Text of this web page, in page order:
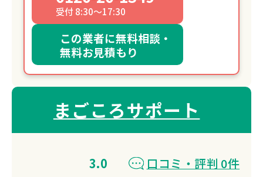
受付 8:30～17:30
この業者に無料相談・
無料お見積もり
まごころサポート
3.0
口コミ・評判 0件